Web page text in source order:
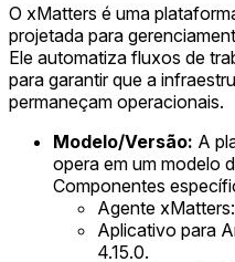
O xMatters é uma
projetada para
Ele automatiza fluxos de
para garantir que a
permaneçam operacionais.
Modelo/Versão: A
opera em um modelo
Componentes
Agente
Aplicativo para
4.15.0.